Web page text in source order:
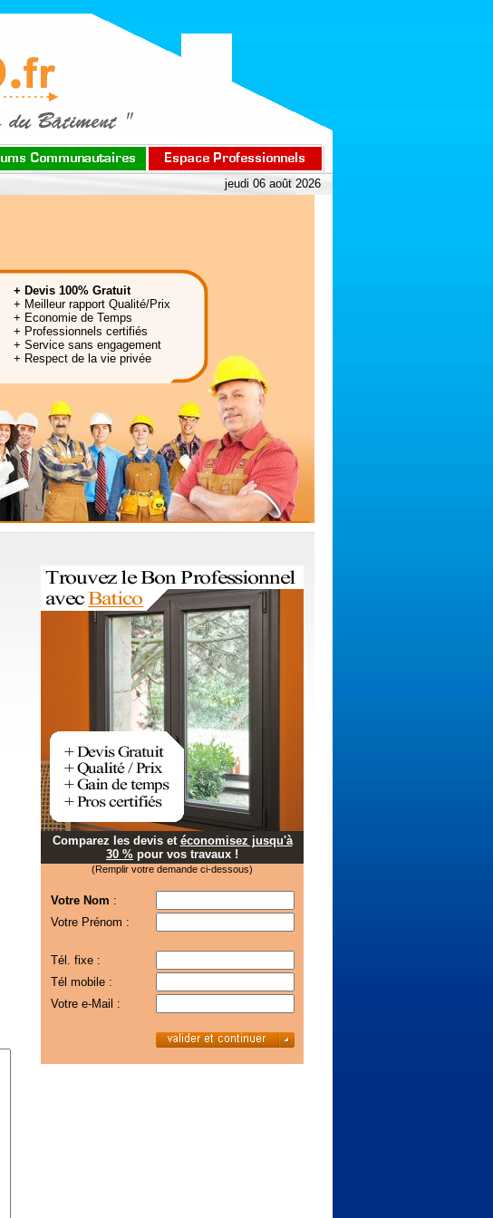
jeudi 06 août 2026
+ Devis 100% Gratuit
+ Meilleur rapport Qualité/Prix
+ Economie de Temps
+ Professionnels certifiés
+ Service sans engagement
+ Respect de la vie privée
Comparez les devis et économisez jusqu'à
30 % pour vos travaux !
(Remplir votre demande ci-dessous)
Votre Nom :
Votre Prénom :
Tél. fixe :
Tél mobile :
Votre e-Mail :